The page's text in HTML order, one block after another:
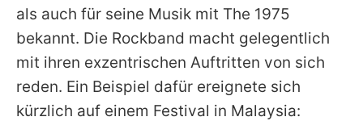
Nutzungsbedingungen
Utiq verwalten
als auch für seine Musik mit The 1975
bekannt. Die Rockband macht gelegentlich
mit ihren exzentrischen Auftritten von sich
reden. Ein Beispiel dafür ereignete sich
kürzlich auf einem Festival in Malaysia: